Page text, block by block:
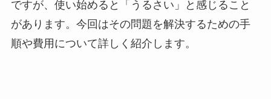
ですが、使い始めると「うるさい」と感じること
があります。今回はその問題を解決するための手
順や費用について詳しく紹介します。